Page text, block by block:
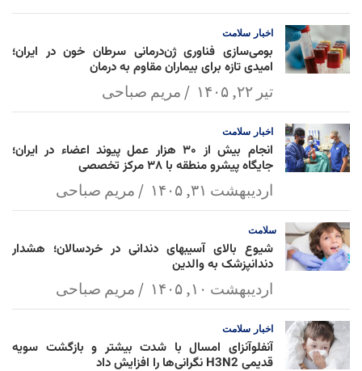
p
k
l
اخبار سلامت
بومی‌سازی فناوری ژن‌درمانی سرطان خون در ایران؛
امیدی تازه برای بیماران مقاوم به درمان
تیر ۲۲, ۱۴۰۵ مریم صباحی
اخبار سلامت
انجام بیش از ۳۰ هزار عمل پیوند اعضاء در ایران؛
جایگاه پیشرو منطقه با ۳۸ مرکز تخصصی
اردیبهشت ۳۱, ۱۴۰۵ مریم صباحی
سلامت
شیوع بالای آسیبهای دندانی در خردسالان؛ هشدار
دندانپزشک به والدین
اردیبهشت ۱۰, ۱۴۰۵ مریم صباحی
اخبار سلامت
آنفلوآنزای امسال با شدت بیشتر و بازگشت سویه
قدیمی H3N2 نگرانی‌ها را افزایش داد